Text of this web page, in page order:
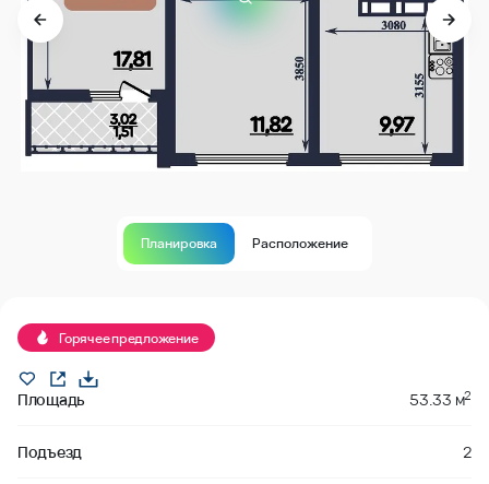
Планировка Расположение
Горячее предложение
Площадь 53.33 м2
Подъезд 2